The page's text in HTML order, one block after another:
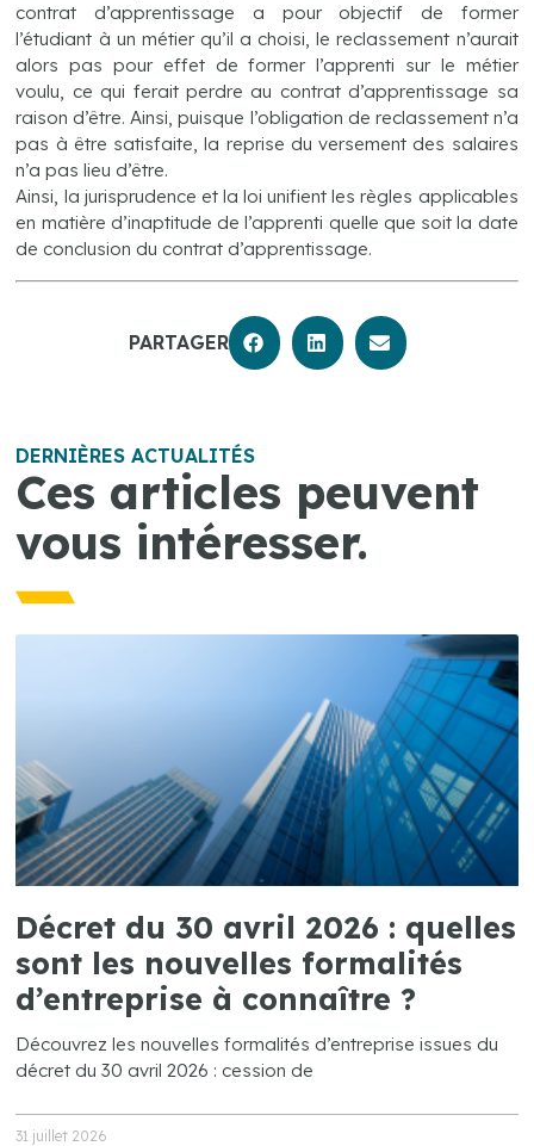
contrat d’apprentissage a pour objectif de former
l’étudiant à un métier qu’il a choisi, le reclassement n’aurait
alors pas pour effet de former l’apprenti sur le métier
voulu, ce qui ferait perdre au contrat d’apprentissage sa
raison d’être. Ainsi, puisque l’obligation de reclassement n’a
pas à être satisfaite, la reprise du versement des salaires
n’a pas lieu d’être.
Ainsi, la jurisprudence et la loi unifient les règles applicables
en matière d’inaptitude de l’apprenti quelle que soit la date
de conclusion du contrat d’apprentissage.
PARTAGER
DERNIÈRES ACTUALITÉS
Ces articles peuvent
vous intéresser.
Décret du 30 avril 2026 : quelles
sont les nouvelles formalités
d’entreprise à connaître ?
Découvrez les nouvelles formalités d’entreprise issues du
décret du 30 avril 2026 : cession de
31 juillet 2026